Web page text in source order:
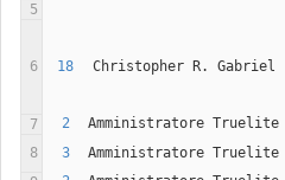
5
6 18 Christopher R. Gabriel
7
2 Amministratore Truelite
8
3 Amministratore Truelite